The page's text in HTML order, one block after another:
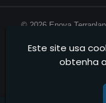
© 2026 Enova
Enova Terraplanagem
Termos de Uso·
Este site usa
obtenha